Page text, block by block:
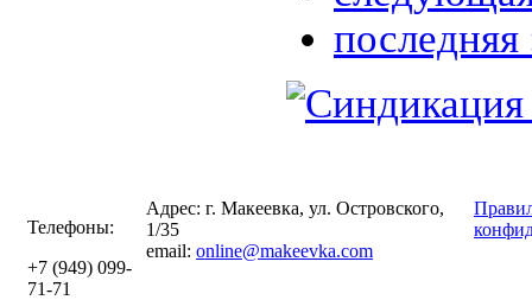
последняя
Телефоны:
+7 (949) 099-
71-71
Адрес: г. Макеевка, ул. Островского,
1/35
email: online@makeevka.com